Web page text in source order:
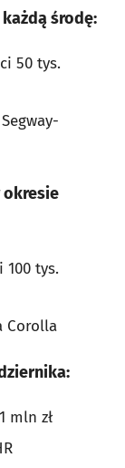
środę:
50 tys.
okresie
100 tys.
Corolla
mln zł